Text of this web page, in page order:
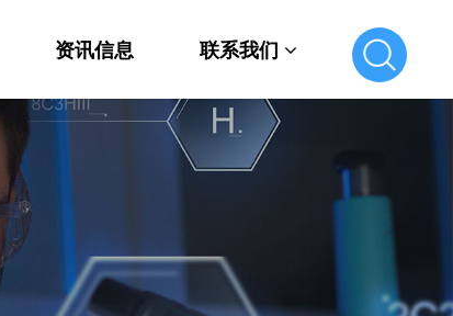
资讯信息 联系我们
联系我们